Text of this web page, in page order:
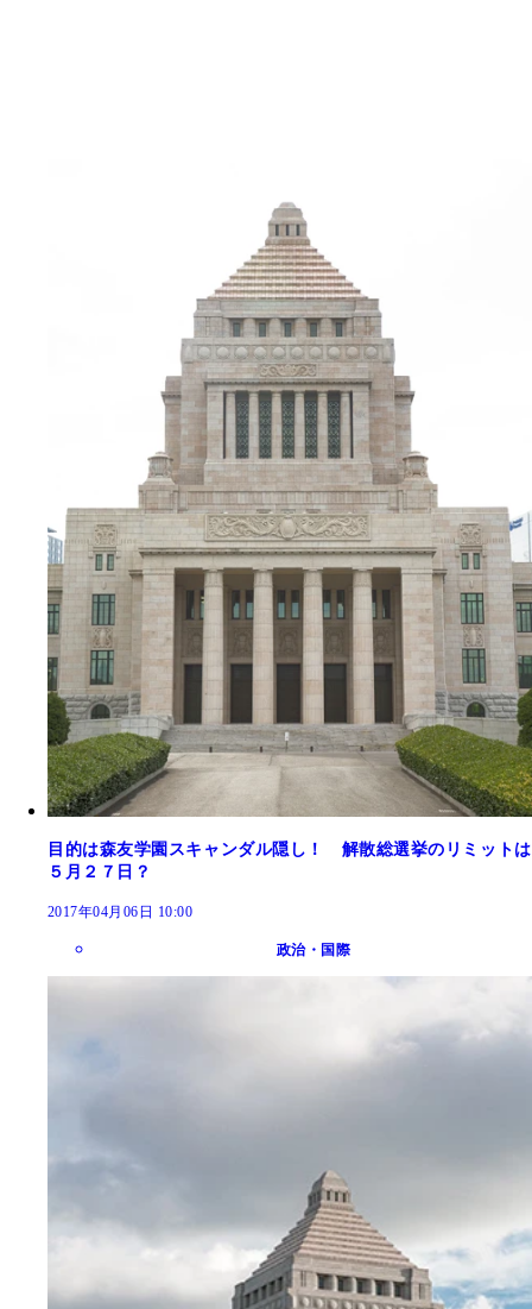
目的は森友学園スキャンダル隠し！ 解散総選挙のリミットは
５月２７日？
2017年04月06日 10:00
政治・国際